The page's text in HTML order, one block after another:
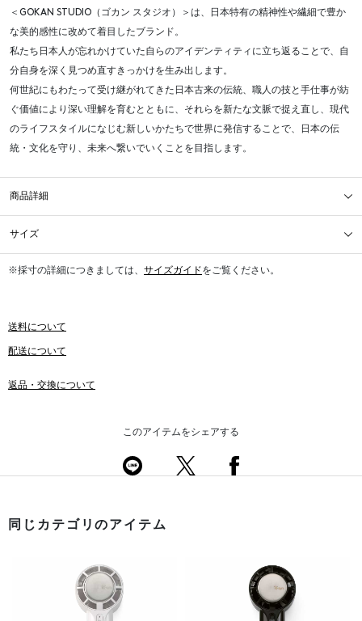
＜GOKAN STUDIO（ゴカン スタジオ）＞は、日本特有の精神性や繊細で豊か
な美的感性に改めて着目したブランド。
私たち日本人が忘れかけていた自らのアイデンティティに立ち返ることで、自
分自身を深く見つめ直すきっかけを生み出します。
何世紀にもわたって受け継がれてきた日本古来の伝統、職人の技と手仕事が紡
ぐ価値により深い理解を育むとともに、それらを新たな文脈で捉え直し、現代
のライフスタイルになじむ新しいかたちで世界に発信することで、日本の伝
統・文化を守り、未来へ繋いでいくことを目指します。
商品詳細
サイズ
※採寸の詳細につきましては、 サイズガイドをご覧ください。
送料について
配送について
返品・交換について
このアイテムをシェアする
同じカテゴリのアイテム